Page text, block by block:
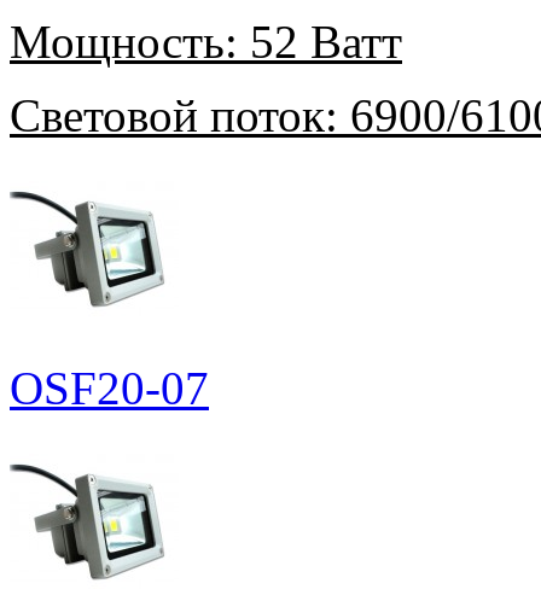
Мощность: 52 Ватт
Световой поток: 6900/
OSF20-07